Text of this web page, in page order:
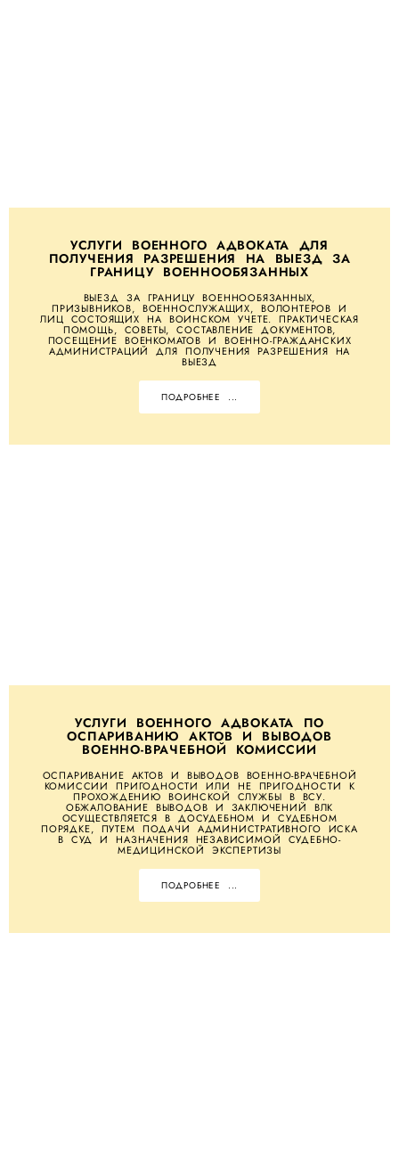
УСЛУГИ ВОЕННОГО АДВОКАТА ДЛЯ
ПОЛУЧЕНИЯ РАЗРЕШЕНИЯ НА ВЫЕЗД ЗА
ГРАНИЦУ ВОЕННООБЯЗАННЫХ
ВЫЕЗД ЗА ГРАНИЦУ ВОЕННООБЯЗАННЫХ,
ПРИЗЫВНИКОВ, ВОЕННОСЛУЖАЩИХ, ВОЛОНТЕРОВ И
ЛИЦ СОСТОЯЩИХ НА ВОИНСКОМ УЧЕТЕ. ПРАКТИЧЕСКАЯ
ПОМОЩЬ, СОВЕТЫ, СОСТАВЛЕНИЕ ДОКУМЕНТОВ,
ПОСЕЩЕНИЕ ВОЕНКОМАТОВ И ВОЕННО-ГРАЖДАНСКИХ
АДМИНИСТРАЦИЙ ДЛЯ ПОЛУЧЕНИЯ РАЗРЕШЕНИЯ НА
ВЫЕЗД
ПОДРОБНЕЕ ...
УСЛУГИ ВОЕННОГО АДВОКАТА ПО
ОСПАРИВАНИЮ АКТОВ И ВЫВОДОВ
ВОЕННО-ВРАЧЕБНОЙ КОМИССИИ
ОСПАРИВАНИЕ АКТОВ И ВЫВОДОВ ВОЕННО-ВРАЧЕБНОЙ
КОМИССИИ ПРИГОДНОСТИ ИЛИ НЕ ПРИГОДНОСТИ К
ПРОХОЖДЕНИЮ ВОИНСКОЙ СЛУЖБЫ В ВСУ.
ОБЖАЛОВАНИЕ ВЫВОДОВ И ЗАКЛЮЧЕНИЙ ВЛК
ОСУЩЕСТВЛЯЕТСЯ В ДОСУДЕБНОМ И СУДЕБНОМ
ПОРЯДКЕ, ПУТЕМ ПОДАЧИ АДМИНИСТРАТИВНОГО ИСКА
В СУД И НАЗНАЧЕНИЯ НЕЗАВИСИМОЙ СУДЕБНО-
МЕДИЦИНСКОЙ ЭКСПЕРТИЗЫ
ПОДРОБНЕЕ ...